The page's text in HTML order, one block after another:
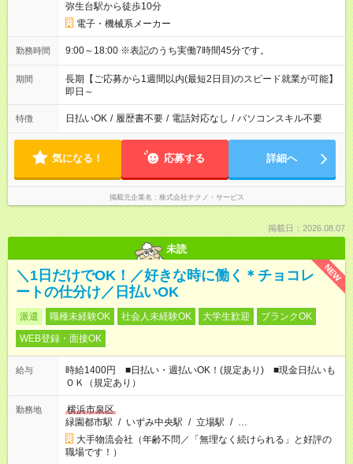
弥生台駅から徒歩10分
電子・機械系メーカー
勤務時間 9:00～18:00 ※表記のうち実働7時間45分です。
期間
長期【ご応募から1週間以内(最短2日目)のスピード就業が可能】
即日～
特徴 日払いOK / 履歴書不要 / 電話対応なし / パソコンスキル不要
気になる！ 応募する 詳細へ
掲載元企業名 株式会社テクノ・サービス
掲載日：2026.08.07
未読
NEW
＼1日だけでOK！／好きな時に働く＊チョコレ
ートの仕分け／日払いOK
派遣 職種未経験OK 社会人未経験OK 大学生歓迎
ブランクOK
WEB登録・面接OK
給与
時給1400円 ■日払い・週払いOK！(規定あり) ■現金日払いも
ＯＫ（規定あり）
勤務地
横浜市泉区
緑園都市駅 / いずみ中央駅 / 立場駅 / …
大手物流会社（年齢不問／「無理なく続けられる」と好評の
職場です！）